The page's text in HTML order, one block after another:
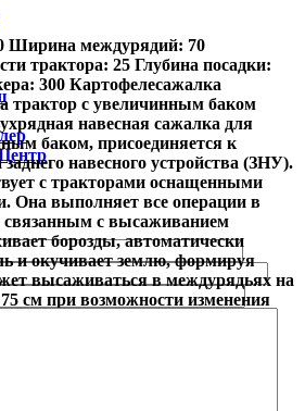
Ширина междурядий: 70
трактора: 25 Глубина посадки:
300 ​Картофелесажалка
трактор c увеличинным баком
навесная сажалка для
баком, присоединяется к
навесного устройства (ЗНУ).
с тракторами оснащенными
Она выполняет все операции в
связанным с высаживанием
борозды, автоматически
и окучивает землю, формируя
высаживаться в междурядьях на
см при возможности изменения
(29 см, 32 см или 35 см) при
10 см до 15 см. Изменение
осуществляется изменением